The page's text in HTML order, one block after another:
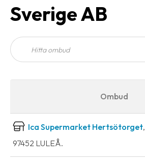
Sverige AB
Ombud
Ica Supermarket Hertsötorget
97452 LULEÅ.